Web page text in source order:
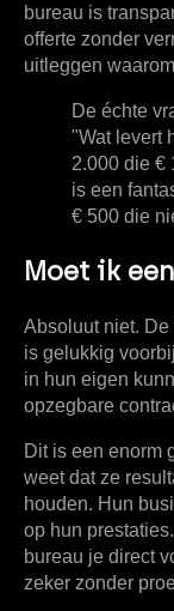
bureau is
offerte zonder
uitleggen
De échte
"Wat levert
2.000 die €
is een
€ 500 die
Moet ik
Absoluut niet.
is gelukkig
in hun eigen
opzegbare
Dit is een enorm
weet dat ze
houden. Hun
op hun
bureau je direct
zeker zonder